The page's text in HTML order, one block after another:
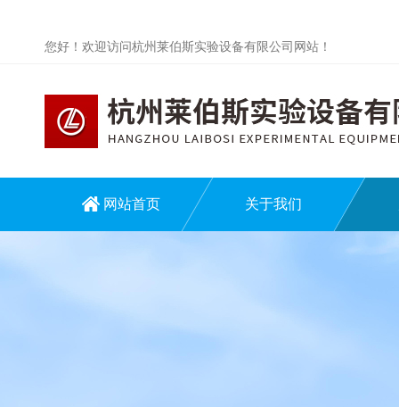
您好！欢迎访问杭州莱伯斯实验设备有限公司网站！
网站首页 关于我们